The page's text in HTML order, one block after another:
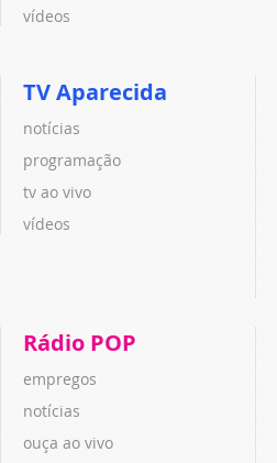
vídeos
TV Aparecida
notícias
programação
tv ao vivo
vídeos
Rádio POP
empregos
notícias
ouça ao vivo